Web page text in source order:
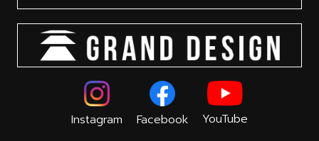
Instagram Facebook YouTube